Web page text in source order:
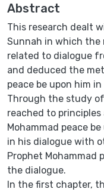
Abstract
This research dealt
Sunnah in which
related to dialogue
and deduced the
peace be upon him
Through the study
reached to
Mohammad peace
in his dialogue with
Prophet Mohammad
the dialogue.
In the first chapter,